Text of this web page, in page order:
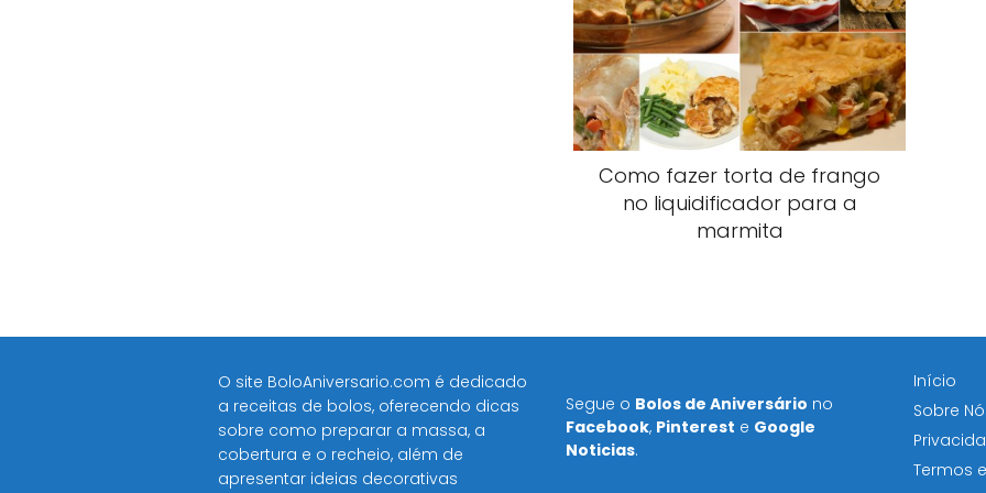
Como fazer torta de frango
no liquidificador para a
marmita
O site BoloAniversario.com é dedicado
a receitas de bolos, oferecendo dicas
sobre como preparar a massa, a
cobertura e o recheio, além de
apresentar ideias decorativas
Segue o Bolos de Aniversário no
Facebook, Pinterest e Google
Noticias.
Início
Sobre
Termos